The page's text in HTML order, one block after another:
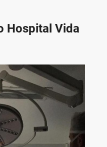
Hospital Vida